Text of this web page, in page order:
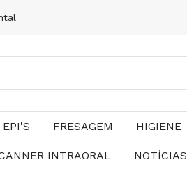
EPI'S FRESAGEM HIGIENE
INTRAORAL NOTÍCIAS